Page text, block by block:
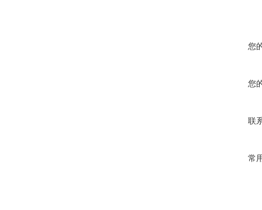
您
您
联
常